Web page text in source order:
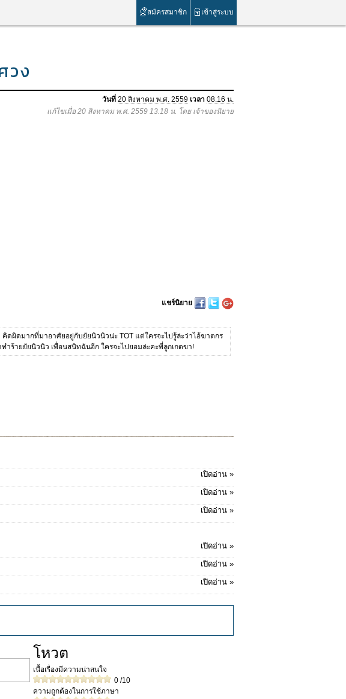
สมัครสมาชิก เข้าสู่ระบบ
วง
วันที่ 20 สิงหาคม พ.ศ. 2559 เวลา 08.16 น.
แก้ไขเมื่อ 20 สิงหาคม พ.ศ. 2559 13.18 น. โดย เจ้าของนิยาย
แชร์นิยาย
ผิดมากที่มาอาศัยอยู่กับยัยนิวนิวน่ะ TOT แต่ใครจะไปรู้ล่ะว่าไอ้ฆาตกร
ร้ายยัยนิวนิว เพื่อนสนิทฉันอีก ใครจะไปยอมล่ะคะพี่ลูกเกดขา!
เปิดอ่าน »
เปิดอ่าน »
เปิดอ่าน »
เปิดอ่าน »
เปิดอ่าน »
เปิดอ่าน »
โหวต
เนื้อเรื่องมีความน่าสนใจ
0/10
ความถูกต้องในการใช้ภาษา